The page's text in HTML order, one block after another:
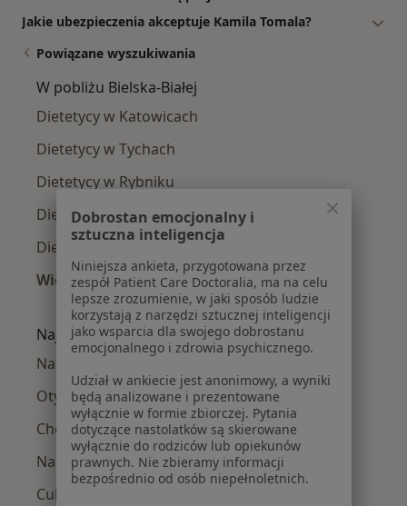
Jakie ubezpieczenia akceptuje Kamila Tomala?
Powiązane wyszukiwania
W pobliżu Bielska-Białej
Dietetycy w Katowicach
Dietetycy w Tychach
Dietetycy w Rybniku
Dietetycy w Jaworznie
Dietetycy w Oświęcimiu
Więcej (14)
Więcej w kategorii: W pobliżu Bielska-Białej
Najczęście leczone choroby
Nadwaga w Bielsku-Białej
Otyłość w Bielsku-Białej
Choroba Hashimoto w Bielsku-Białej
Nadciśnienie tętnicze w Bielsku-Białej
Cukrzyca w Bielsku-Białej
Dobrostan emocjonalny i
sztuczna inteligencja
Niniejsza ankieta, przygotowana przez
zespół Patient Care Doctoralia, ma na celu
lepsze zrozumienie, w jaki sposób ludzie
korzystają z narzędzi sztucznej inteligencji
jako wsparcia dla swojego dobrostanu
emocjonalnego i zdrowia psychicznego.
Udział w ankiecie jest anonimowy, a wyniki
będą analizowane i prezentowane
wyłącznie w formie zbiorczej. Pytania
dotyczące nastolatków są skierowane
wyłącznie do rodziców lub opiekunów
prawnych. Nie zbieramy informacji
bezpośrednio od osób niepełnoletnich.